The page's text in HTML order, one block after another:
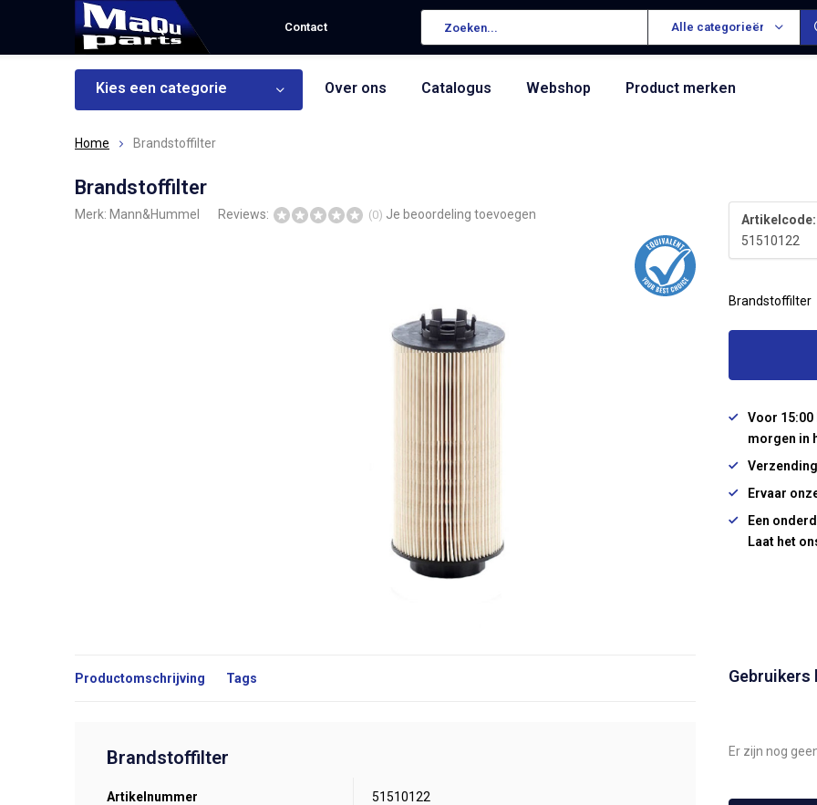
Contact Alle categorieën
Kies een categorie Over ons Catalogus Webshop Product merken
Home Brandstoffilter
Brandstoffilter
Merk: Mann&Hummel Reviews: (0) Je beoordeling toevoegen
Artikelcode:
51510122
Brandstoffilter
Voor 15:00
morgen in
Ervaar
Een
Laat het
Productomschrijving Tags
Brandstoffilter
Artikelnummer 51510122
Gebruikers
Er zijn nog